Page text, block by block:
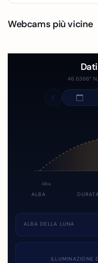
Webcams più vicine
46.6366°
Alba
ALBA
ALBA DELLA LUNA
ILLUMINAZIONE